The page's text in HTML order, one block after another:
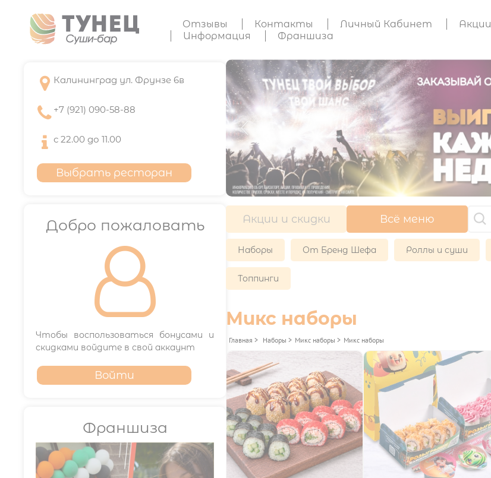
Отзывы Контакты Личный Кабинет
Акции
Информация
Франшиза
 Калининград ул. Фрунзе 6в
 +7 (921) 090-58-88
 с 22.00 до 11.00
Выбрать ресторан
Добро пожаловать

Чтобы воспользоваться бонусами и
скидками войдите в свой аккаунт
Войти
Франшиза
Акции и скидки Всё меню
Наборы От Бренд Шефа Роллы и суши
Топпинги
Микс наборы
Главная > Наборы > Микс наборы > Микс наборы